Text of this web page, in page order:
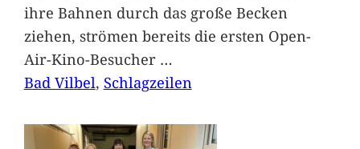
ihre Bahnen durch das große Becken
ziehen, strömen bereits die ersten Open-
Air-Kino-Besucher …
Bad Vilbel, Schlagzeilen